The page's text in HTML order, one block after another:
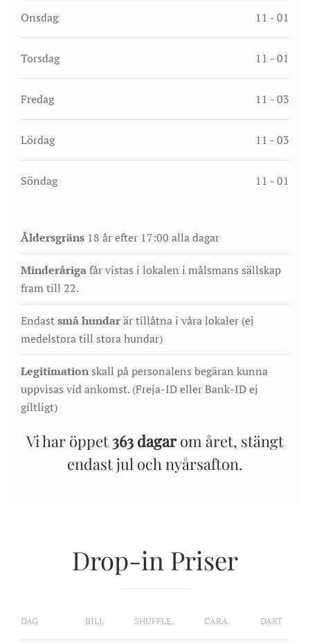
Onsdag 11 - 01
Torsdag 11 - 01
Fredag 11 - 03
Lördag 11 - 03
Söndag 11 - 01
Åldersgräns 18 år efter 17:00 alla dagar
Minderårigafår vistas i lokalen i målsmans sällskap
fram till 22.
Endastsmå hundarär tillåtna i våra lokaler (ej
medelstora till stora hundar)
Legitimation skall på personalens begäran kunna
uppvisas vid ankomst. (Freja-ID eller Bank-ID ej
giltligt)
Vi har öppet 363 dagarom året, stängt
endast jul och nyårsafton.
Drop-in Priser
DAG BILJ. SHUFFLE. CARA. DART